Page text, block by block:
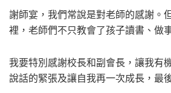
謝師宴，我們常說是對老師的感謝
裡，老師們不只教會了孩子讀書、做
我要特別感謝校長和副會長，讓我有
說話的緊張及讓自我再一次成長，最